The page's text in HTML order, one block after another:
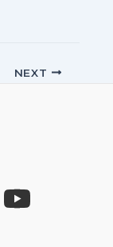
NEXT